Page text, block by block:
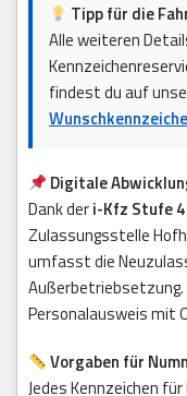
Tipp für die
Alle weiteren
findest du auf
Digitale
Dank deri-Kfz Stufe 4
Zulassungsstelle
umfasst die
Personalausweis mit
Vorgaben für
Jedes Kennzeichen